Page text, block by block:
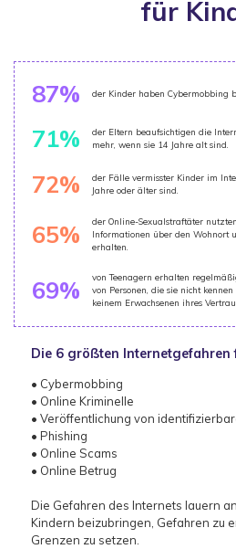
für
87% der Kinder haben Cybermobbing
71%
der Eltern beaufsichtigen die
mehr, wenn sie 14 Jahre alt sind.
72%
der Fälle vermisster Kinder im
Jahre oder älter sind.
65%
der Online-Sexualstraftäter
Informationen über den Wohnort
erhalten.
69%
von Teenagern erhalten
von Personen, die sie nicht
keinem Erwachsenen ihres
Die 6 größten Internetgefahren
• Cybermobbing
• Online Kriminelle
• Veröffentlichung von
• Phishing
• Online Scams
• Online Betrug
Die Gefahren des Internets lauern
Kindern beizubringen, Gefahren zu
Grenzen zu setzen.